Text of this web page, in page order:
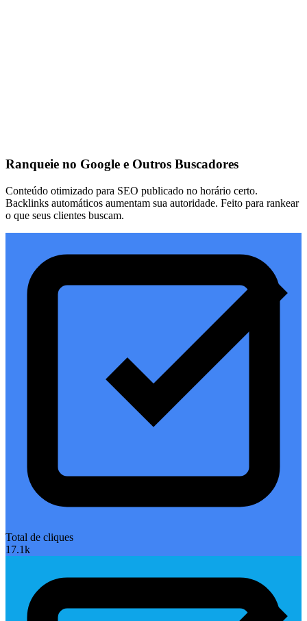
Ranqueie no Google e Outros Buscadores
Conteúdo otimizado para SEO publicado no horário certo.
Backlinks automáticos aumentam sua autoridade. Feito para rankear
o que seus clientes buscam.
Total de cliques
17.1k